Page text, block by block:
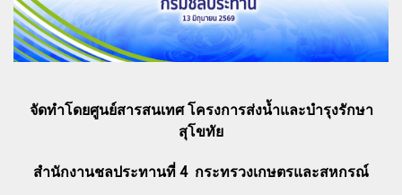
จัดทำโดยศูนย์สารสนเทศ โครงการส่งน้ำและบำรุงรักษา
สุโขทัย
สำนักงานชลประทานที่ 4 กระทรวงเกษตรและสหกรณ์